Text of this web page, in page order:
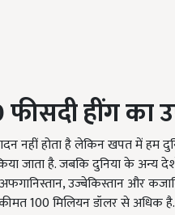
फीसदीहींगका
नहीं होता है लेकिन खपत में
जाता है. जबकि दुनिया के
अफगानिस्तान, उज्बेकिस्तान और
100 मिलियन डॉलर से अधिक है.